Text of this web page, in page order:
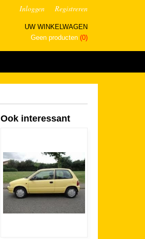
Inloggen Registreren
UW WINKELWAGEN
Geen producten (0)
Ook interessant